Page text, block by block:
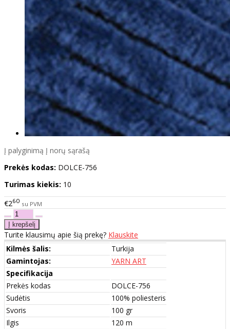
Į palyginimą Į norų sąrašą
Prekės kodas: DOLCE-756
Turimas kiekis: 10
€260 su PVM
Turite klausimų apie šią prekę? Klauskite
Kilmės šalis:
Turkija
Gamintojas:
YARN ART
Specifikacija
Prekės kodas
DOLCE-756
Sudėtis
100% poliesteris
Svoris
100 gr
Ilgis
120 m